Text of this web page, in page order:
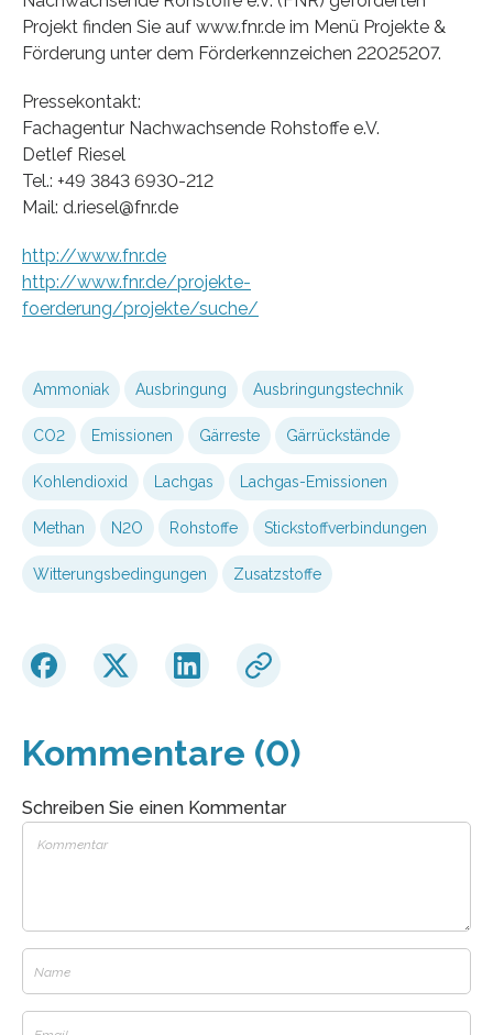
Projekt finden Sie auf www.fnr.de im Menü Projekte &
Förderung unter dem Förderkennzeichen 22025207.
Pressekontakt:
Fachagentur Nachwachsende Rohstoffe e.V.
Detlef Riesel
Tel.: +49 3843 6930-212
Mail: d.riesel@fnr.de
http://www.fnr.de
http://www.fnr.de/projekte-
foerderung/projekte/suche/
Ammoniak Ausbringung Ausbringungstechnik
CO2 Emissionen Gärreste Gärrückstände
Kohlendioxid Lachgas Lachgas-Emissionen
Methan N2O Rohstoffe Stickstoffverbindungen
Witterungsbedingungen Zusatzstoffe
Kommentare (0)
Schreiben Sie einen Kommentar